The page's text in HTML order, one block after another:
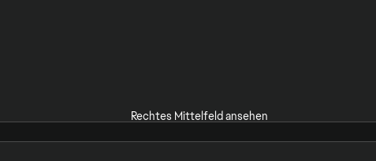
Rechtes Mittelfeld ansehen